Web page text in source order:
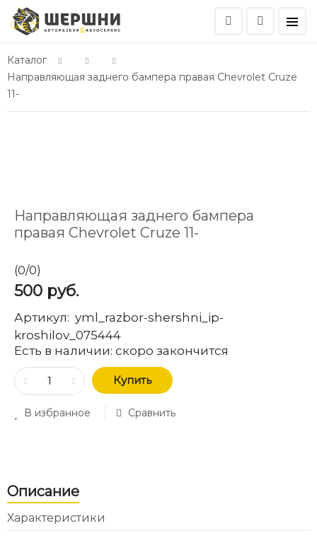
Каталог
Направляющая заднего бампера правая Chevrolet Cruze
11-
Направляющая заднего бампера
правая Chevrolet Cruze 11-
(0/0)
500 руб.
Артикул: yml_razbor-shershni_ip-
kroshilov_075444
Есть в наличии: скоро закончится
Купить
В избранное Сравнить
Описание
Характеристики